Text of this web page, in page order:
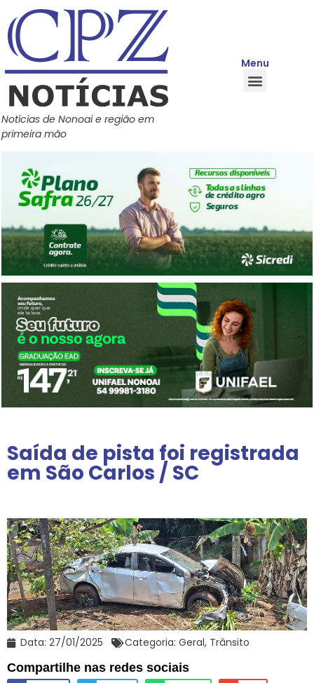
Notícias de Nonoai e região em
primeira mão
Menu
Saída de pista foi registrada
em São Carlos / SC
Data: 27/01/2025 Categoria: Geral, Trânsito
Compartilhe nas redes sociais